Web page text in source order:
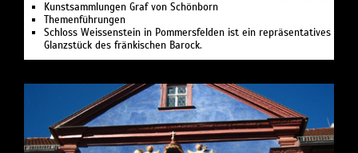
Kunstsammlungen Graf von Schönborn
Themenführungen
Schloss Weissenstein in Pommersfelden ist ein repräsentatives
Glanzstück des fränkischen Barock.